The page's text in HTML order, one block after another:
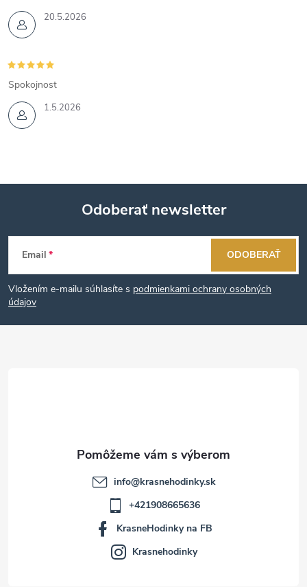
20.5.2026
1.5.2026
Spokojnost
Z
á
p
Odoberať newsletter
Email
Vložením e-mailu súhlasíte s podmienkami ochrany osobných
údajov
ODOBERAŤ
info@krasnehodinky.sk
+421908665636
KrasneHodinky na FB
Krasnehodinky